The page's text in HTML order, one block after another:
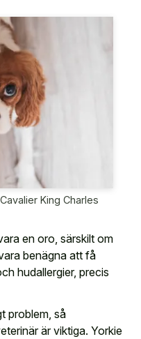
King Charles
en oro, särskilt om
benägna att få
hudallergier, precis
problem, så
är viktiga. Yorkie